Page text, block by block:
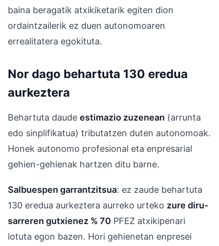
baina beragatik atxikiketarik egiten dion
ordaintzailerik ez duen autonomoaren
errealitatera egokituta.
Nor dago behartuta 130 eredua
aurkeztera
Behartuta daude estimazio zuzenean (arrunta
edo sinplifikatua) tributatzen duten autonomoak.
Honek autonomo profesional eta enpresarial
gehien-gehienak hartzen ditu barne.
Salbuespen garrantzitsua: ez zaude behartuta
130 eredua aurkeztera aurreko urteko zure diru-
sarreren gutxienez % 70 PFEZ atxikipenari
lotuta egon bazen. Hori gehienetan enpresei